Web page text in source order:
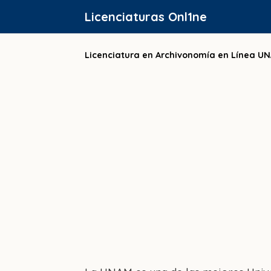
contenido
Licenciaturas Onl1ne
Licenciatura en Archivonomía en Línea